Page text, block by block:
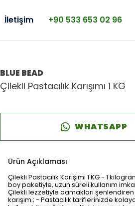
İletişim +90 533 653 02 96
BLUE BEAD
Çilekli Pastacılık Karışımı 1 KG
WHATSAPP
Ürün Açıklaması
Çilekli Pastacılık Karışımı 1 KG - 1
boy paketiyle, uzun süreli kullanım
Çilekli lezzetiyle damakları
karışım.; - Pastacılık tariflerinizde